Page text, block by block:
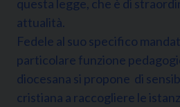
questa legge, che è di
attualità.
Fedele al suo specifico
particolare funzione
diocesana si propone di
cristiana a raccogliere le